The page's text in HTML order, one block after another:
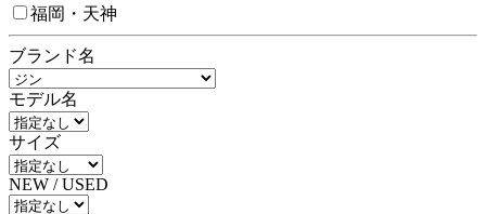
福岡・天神
ブランド名
モデル名
サイズ
NEW / USED